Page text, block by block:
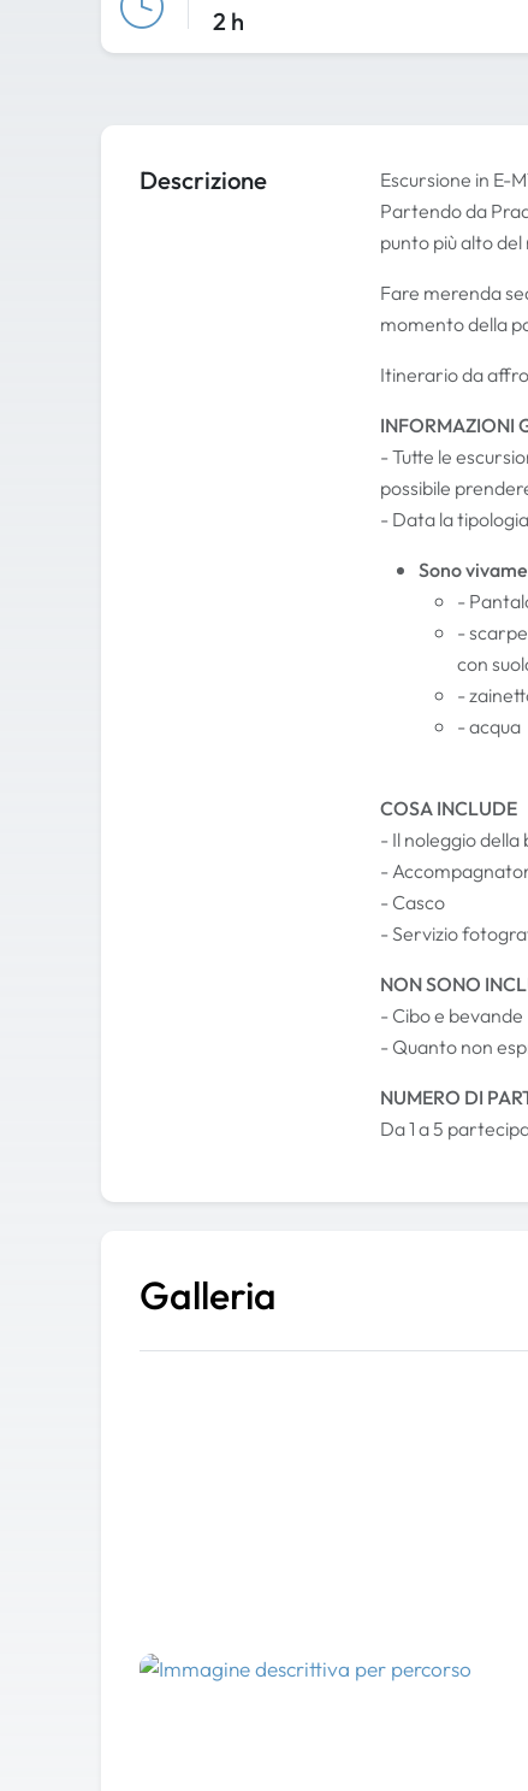
2 h
Descrizione
Escursione in E-
Partendo da
punto più alto
Fare merenda
momento della
Itinerario da
INFORMAZIONI
- Tutte le
possibile
- Data la
Sono
-
-
con
-
- acqua
COSA INCLUDE
- Il noleggio
-
- Casco
- Servizio
NON SONO
- Cibo e bevande
- Quanto non
NUMERO DI
Da 1 a 5
Galleria